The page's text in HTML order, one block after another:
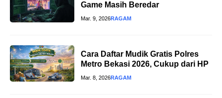
Game Masih Beredar
Mar. 9, 2026RAGAM
Cara Daftar Mudik Gratis Polres
Metro Bekasi 2026, Cukup dari HP
Mar. 8, 2026RAGAM